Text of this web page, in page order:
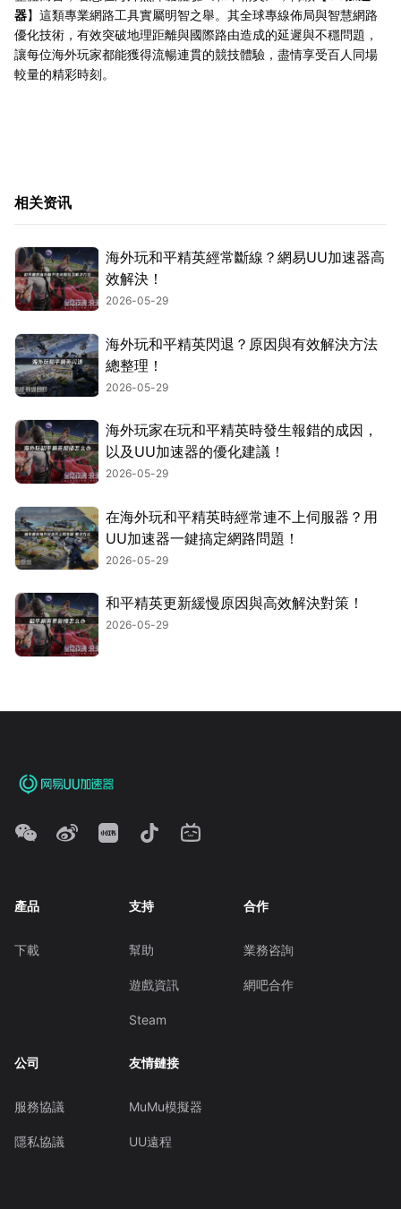
器】這類專業網路工具實屬明智之舉。其全球專線佈局與智慧網路
優化技術，有效突破地理距離與國際路由造成的延遲與不穩問題，
讓每位海外玩家都能獲得流暢連貫的競技體驗，盡情享受百人同場
較量的精彩時刻。
相关资讯
海外玩和平精英經常斷線？網易UU加速器高
效解決！
2026-05-29
海外玩和平精英閃退？原因與有效解決方法
總整理！
2026-05-29
海外玩家在玩和平精英時發生報錯的成因，
以及UU加速器的優化建議！
2026-05-29
在海外玩和平精英時經常連不上伺服器？用
UU加速器一鍵搞定網路問題！
2026-05-29
和平精英更新緩慢原因與高效解決對策！
2026-05-29
產品
下載
支持
幫助
遊戲資訊
Steam
合作
業務咨詢
網吧合作
公司
服務協議
隱私協議
友情鏈接
MuMu模擬器
UU遠程